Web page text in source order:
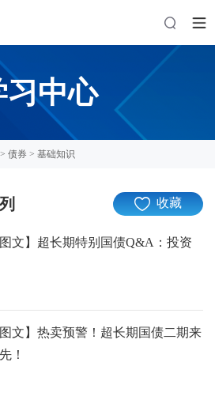
习中心
> 债券 > 基础知识
收藏
文】超长期特别国债Q&A：投资
文】热卖预警！超长期国债二期来
！